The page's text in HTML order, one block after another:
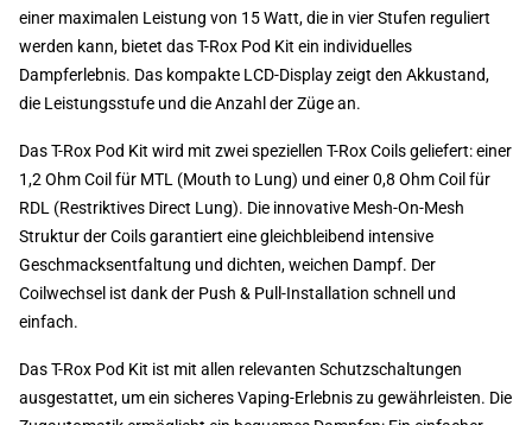
einer maximalen Leistung von 15 Watt, die in vier Stufen reguliert
werden kann, bietet das T-Rox Pod Kit ein individuelles
Dampferlebnis. Das kompakte LCD-Display zeigt den Akkustand,
die Leistungsstufe und die Anzahl der Züge an.
Das T-Rox Pod Kit wird mit zwei speziellen T-Rox Coils geliefert: einer
1,2 Ohm Coil für MTL (Mouth to Lung) und einer 0,8 Ohm Coil für
RDL (Restriktives Direct Lung). Die innovative Mesh-On-Mesh
Struktur der Coils garantiert eine gleichbleibend intensive
Geschmacksentfaltung und dichten, weichen Dampf. Der
Coilwechsel ist dank der Push & Pull-Installation schnell und
einfach.
Das T-Rox Pod Kit ist mit allen relevanten Schutzschaltungen
ausgestattet, um ein sicheres Vaping-Erlebnis zu gewährleisten. Die